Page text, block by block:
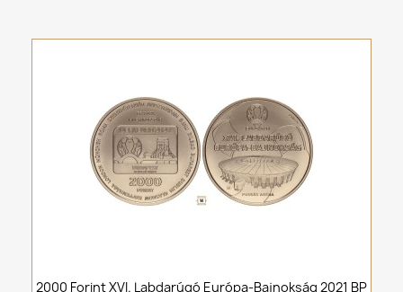
2000 Forint XVI. Labdarúgó Európa-Bajnokság 2021 BP